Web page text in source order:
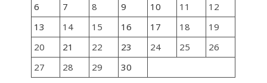
6
7 8 9 10 11
12
13
14 15 16 17 18
19
20
21 22 23 24 25
26
27
28 29 30